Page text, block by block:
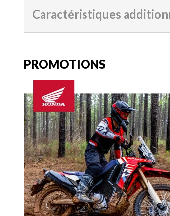
Caractéristiques
PROMOTIONS